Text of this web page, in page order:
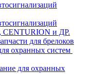
и ДР.
для брелоков
охранных систем
для охранных